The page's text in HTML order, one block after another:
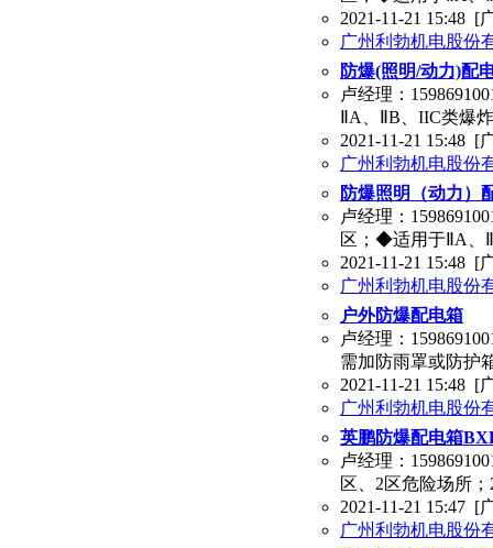
2021-11-21 15:48 [
广州利勃机电股份
防爆(照明/动力)配
卢经理：
ⅡA、ⅡB、IIC类爆
2021-11-21 15:48 [
广州利勃机电股份
防爆照明（动力）
卢经理：
区；◆适用于ⅡA、
2021-11-21 15:48 [
广州利勃机电股份
户外防爆配电箱
卢经理：
需加防雨罩或防护
2021-11-21 15:48 [
广州利勃机电股份
英鹏防爆配电箱
卢经理：
区、2区危险场所
2021-11-21 15:47 [
广州利勃机电股份